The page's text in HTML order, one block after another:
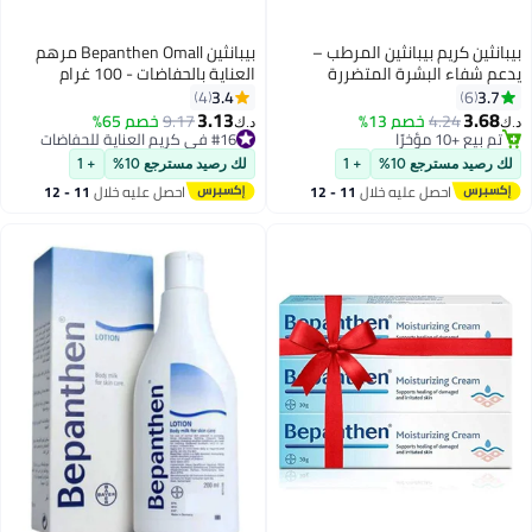
بيبانثين كريم بيبانثين المرطب –
يدعم شفاء البشرة المتضررة
والمتهيجة – 30 جم
3.7
6
د.ك‏3.68
4.24خصم 13%
تم بيع +10 مؤخرًا
تم بيع +10 مؤخرًا
لك رصيد مسترجع 10% + 1
احصل عليه خلال 11 - 12
بيبانثين Bepanthen Omall مرهم
العناية بالحفاضات - 100 غرام
3.4
4
د.ك‏3.13
9.17خصم 65%
#16 في كريم العناية للحفاضات
#16 في كريم العناية للحفاضات
لك رصيد مسترجع 10% + 1
احصل عليه خلال 11 - 12